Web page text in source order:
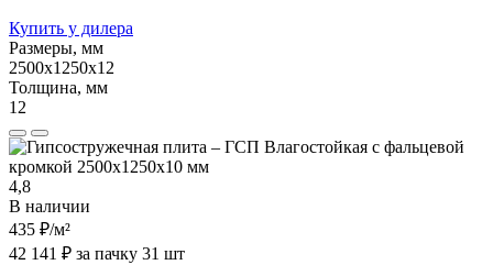
Купить у дилера
Размеры, мм
2500х1250х12
Толщина, мм
12
4,8
В наличии
435 ₽/м²
42 141 ₽ за пачку 31 шт